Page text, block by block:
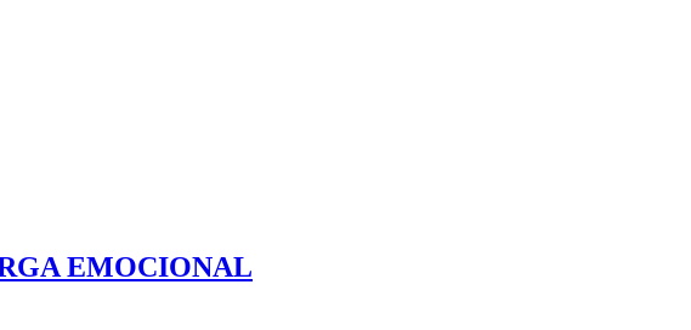
EMOCIONAL